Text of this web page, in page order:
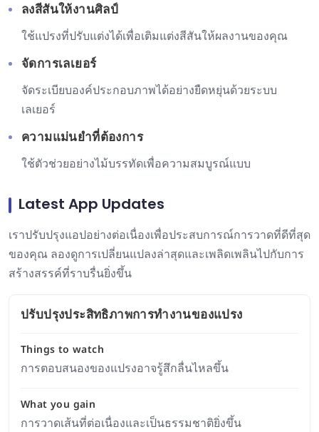
ลงสีสันให้งานศิลป์
ใช้แปรงที่ปรับแต่งได้เพื่อเติมแต่งสีสันให้ผลงานของคุณ
จัดการเลเยอร์
จัดระเบียบองค์ประกอบภาพได้อย่างยืดหยุ่นด้วยระบบ
เลเยอร์
ความแม่นยำที่ต้องการ
ใช้ตัวช่วยอย่างไม้บรรทัดเพื่อความสมบูรณ์แบบ
Latest App Updates
เราปรับปรุงแอปอย่างต่อเนื่องเพื่อประสบการณ์การวาดที่ดีที่สุด
ของคุณ ลองดูการเปลี่ยนแปลงล่าสุดและเพลิดเพลินไปกับการ
สร้างสรรค์ที่ราบรื่นยิ่งขึ้น
ปรับปรุงประสิทธิภาพการทำงานของแปรง
Things to watch
การตอบสนองของแปรงอาจรู้สึกลื่นไหลขึ้น
What you gain
การวาดเส้นที่ต่อเนื่องและเป็นธรรมชาติยิ่งขึ้น